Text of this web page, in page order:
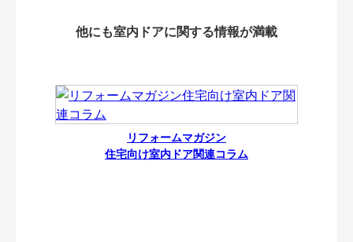
他にも室内ドアに関する情報が満載
リフォームマガジン
住宅向け室内ドア関連コラム